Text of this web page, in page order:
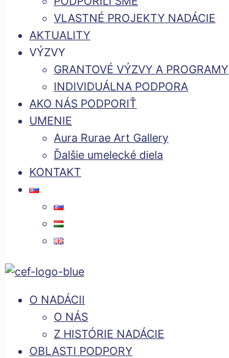
VLASTNÉ PROJEKTY NADÁCIE
AKTUALITY
VÝZVY
GRANTOVÉ VÝZVY A PROGRAMY
INDIVIDUÁLNA PODPORA
AKO NÁS PODPORIŤ
UMENIE
Aura Rurae Art Gallery
Ďalšie umelecké diela
KONTAKT
O NADÁCII
O NÁS
Z HISTÓRIE NADÁCIE
OBLASTI PODPORY